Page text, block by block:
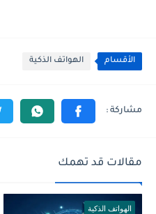
الأقسام الهواتف الذكية
مقالات قد تهمك
الهواتف الذكية